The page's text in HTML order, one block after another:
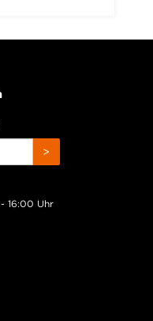
>
16:00 Uhr